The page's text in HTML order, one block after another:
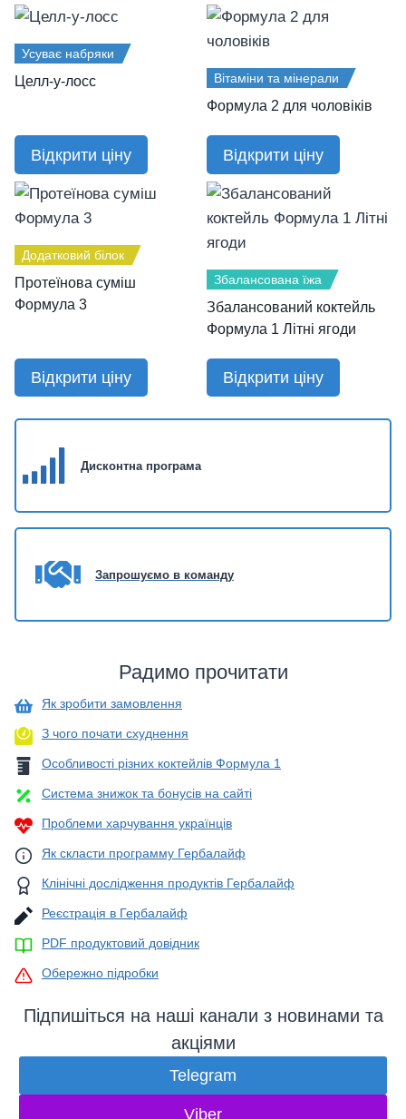
Усуває набряки
Целл-у-лосс
Відкрити ціну
Вітаміни та мінерали
Формула 2 для чоловіків
Відкрити ціну
Додатковий білок
Протеїнова суміш
Формула 3
Відкрити ціну
Збалансована їжа
Збалансований коктейль
Формула 1 Літні ягоди
Відкрити ціну
Дисконтна програма
Запрошуємо в команду
Радимо прочитати
Як зробити замовлення
З чого почати схуднення
Особливості різних коктейлів Формула 1
Система знижок та бонусів на сайті
Проблеми харчування українців
Як скласти программу Гербалайф
Клінічні дослідження продуктів Гербалайф
Реєстрація в Гербалайф
PDF продуктовий довідник
Обережно підробки
Підпишіться на наші канали з новинами та
акціями
Telegram
Viber